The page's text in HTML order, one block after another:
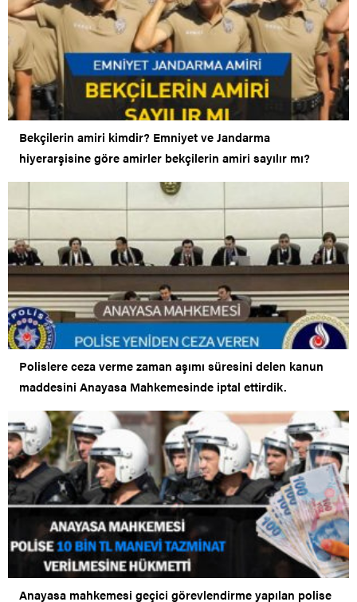
Bekçilerin amiri kimdir? Emniyet ve Jandarma
hiyerarşisine göre amirler bekçilerin amiri sayılır mı?
Polislere ceza verme zaman aşımı süresini delen kanun
maddesini Anayasa Mahkemesinde iptal ettirdik.
Anayasa mahkemesi geçici görevlendirme yapılan polise